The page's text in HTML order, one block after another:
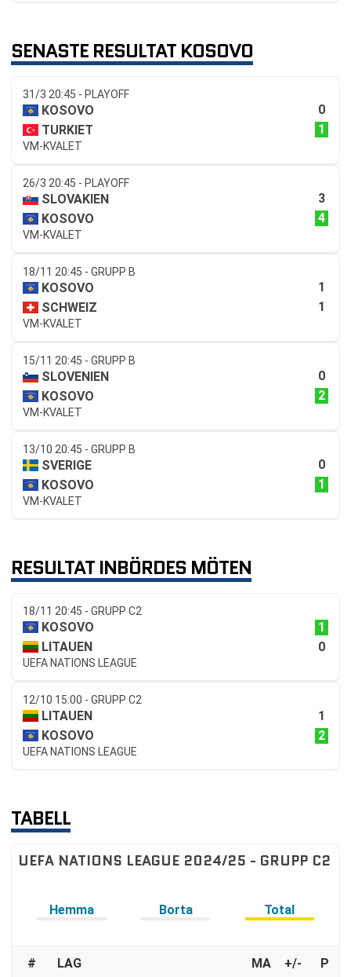
SENASTE RESULTAT KOSOVO
31/3 20:45 - PLAYOFF
KOSOVO
0
TURKIET
1
VM-KVALET
26/3 20:45 - PLAYOFF
SLOVAKIEN
3
KOSOVO
4
VM-KVALET
18/11 20:45 - GRUPP B
KOSOVO
1
SCHWEIZ
1
VM-KVALET
15/11 20:45 - GRUPP B
SLOVENIEN
0
KOSOVO
2
VM-KVALET
13/10 20:45 - GRUPP B
SVERIGE
0
KOSOVO
1
VM-KVALET
RESULTAT INBÖRDES MÖTEN
18/11 20:45 - GRUPP C2
KOSOVO
1
LITAUEN
0
UEFA NATIONS LEAGUE
12/10 15:00 - GRUPP C2
LITAUEN
1
KOSOVO
2
UEFA NATIONS LEAGUE
TABELL
UEFA NATIONS LEAGUE 2024/25 - GRUPP C2
Hemma Borta Total
# LAG MA +/- P